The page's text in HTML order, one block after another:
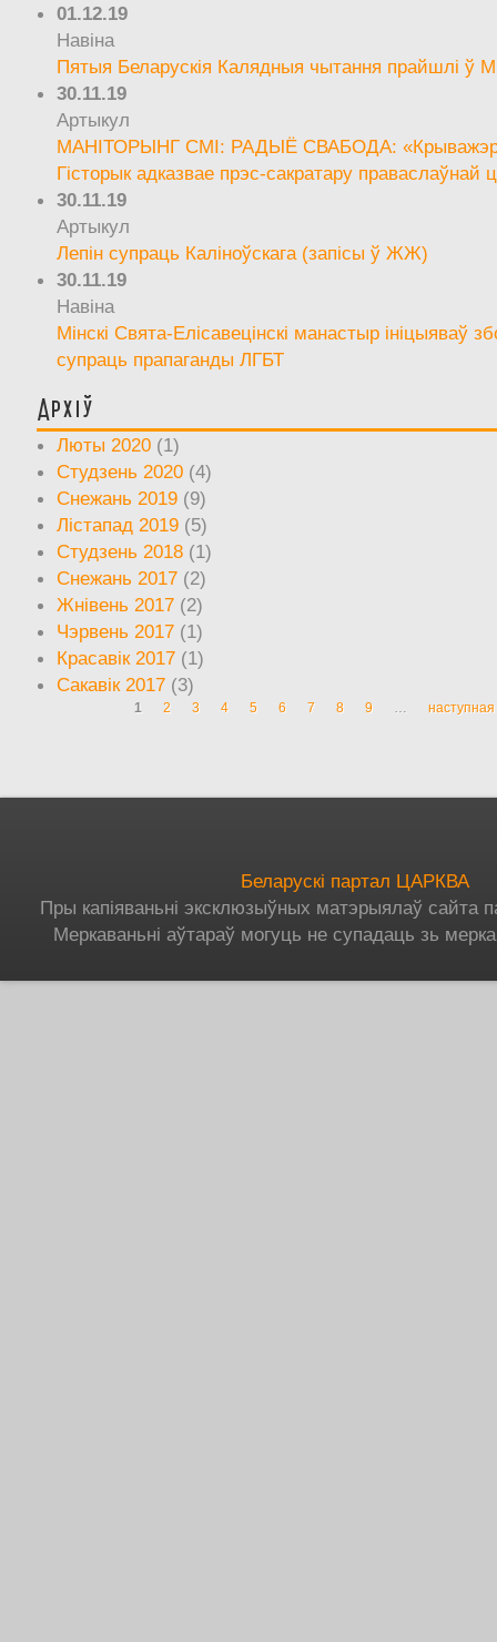
01.12.19
Навіна
Пятыя Беларускія Калядныя чытання прайшлі ў
30.11.19
Артыкул
МАНІТОРЫНГ СМІ: РАДЫЁ СВАБОДА:
Гісторык адказвае прэс-сакратару праваслаўнай
30.11.19
Артыкул
Лепін супраць Каліноўскага (запісы ў ЖЖ)
30.11.19
Навіна
Мінскі Свята-Елісавецінскі манастыр ініцыяваў
супраць прапаганды ЛГБТ
Архіў
Люты 2020 (1)
Студзень 2020 (4)
Снежань 2019 (9)
Лістапад 2019 (5)
Студзень 2018 (1)
Снежань 2017 (2)
Жнівень 2017 (2)
Чэрвень 2017 (1)
Красавік 2017 (1)
Сакавік 2017 (3)
Старонкі
1 2 3 4 5 6 7 8 9 … наступная
Беларускі партал ЦАРКВА
Пры капіяваньні эксклюзыўных матэрыялаў сайта
Меркаваньні аўтараў могуць не супадаць зь